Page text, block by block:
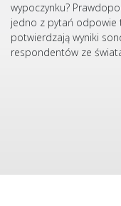
wypoczynku?
jedno z pytań odpowie
potwierdzają wyniki
respondentów ze